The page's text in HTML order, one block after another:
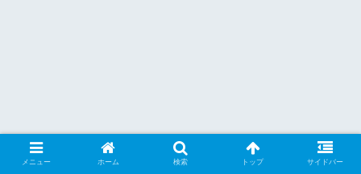
メニュー ホーム 検索 トップ サイドバー